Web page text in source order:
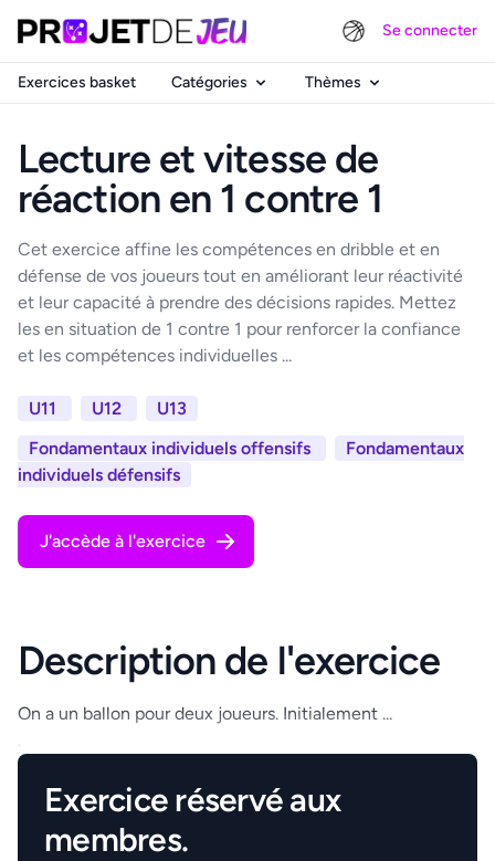
Se connecter
Exercices basket Catégories Thèmes
Lecture et vitesse de
réaction en 1 contre 1
Cet exercice affine les compétences en dribble et en
défense de vos joueurs tout en améliorant leur réactivité
et leur capacité à prendre des décisions rapides. Mettez
les en situation de 1 contre 1 pour renforcer la confiance
et les compétences individuelles ...
U11 U12
U13
Fondamentaux individuels offensifs
Fondamentaux
individuels défensifs
J'accède à l'exercice
Description de l'exercice
On a un ballon pour deux joueurs. Initialement ...
.
Exercice réservé aux
membres.